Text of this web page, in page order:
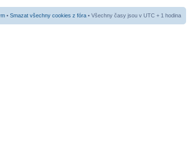
• Smazat všechny cookies z fóra • Všechny časy jsou v UTC + 1 hodina